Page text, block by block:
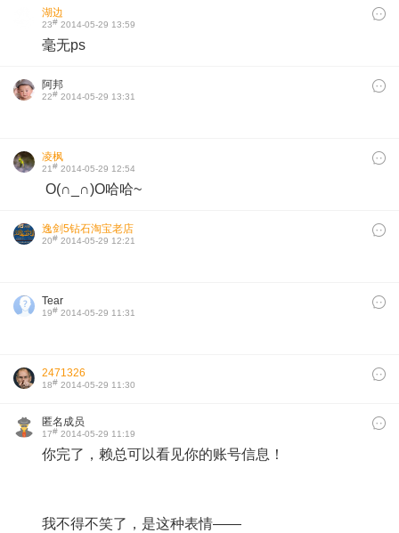
湖边
23# 2014-05-29 13:59
毫无ps
阿邦
22# 2014-05-29 13:31
凌枫
21# 2014-05-29 12:54
O(∩_∩)O哈哈~
逸剑5钻石淘宝老店
20# 2014-05-29 12:21
Tear
19# 2014-05-29 11:31
2471326
18# 2014-05-29 11:30
匿名成员
17# 2014-05-29 11:19
你完了，赖总可以看见你的账号信息！
我不得不笑了，是这种表情——